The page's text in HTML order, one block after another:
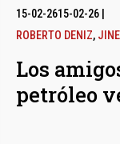
15-02-2615-02-26
ROBERTO DENIZ,
Los
petróleo